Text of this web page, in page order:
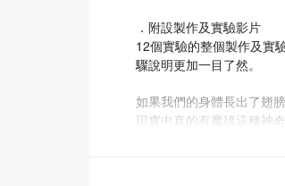
．附設製作及實驗影片
12個實驗的整個製作及實
驟說明更加一目了然。
如果我們的身體長出了翅
現實中真的有魔毯這種神